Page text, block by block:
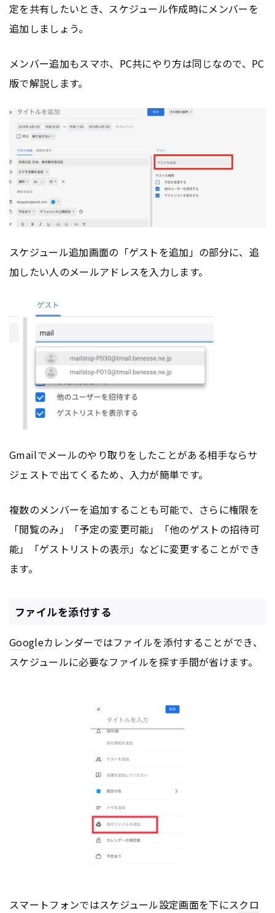
定を共有したいとき、スケジュール作成時にメンバーを
追加しましょう。
メンバー追加もスマホ、PC共にやり方は同じなので、PC
版で解説します。
スケジュール追加画面の「ゲストを追加」の部分に、追
加したい人のメールアドレスを入力します。
Gmailでメールのやり取りをしたことがある相手ならサ
ジェストで出てくるため、入力が簡単です。
複数のメンバーを追加することも可能で、さらに権限を
「閲覧のみ」「予定の変更可能」「他のゲストの招待可
能」「ゲストリストの表示」などに変更することができ
ます。
ファイルを添付する
Googleカレンダーではファイルを添付することができ、
スケジュールに必要なファイルを探す手間が省けます。
スマートフォンではスケジュール設定画面を下にスクロ